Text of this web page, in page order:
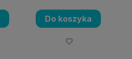
Do koszyka